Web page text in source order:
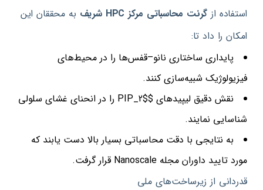
استفاده از گرنت محاسباتی مرکزHPC شریف به محققان این
امکان را داد تا:
پایداری ساختاری نانو–قفس‌ها را در محیط‌های
فیزیولوژیک شبیه‌سازی کنند.
نقش دقیق لیپیدهای $PIP_2$
را در انحنای غشای سلولی
شناسایی نمایند.
به نتایجی با دقت محاسباتی بسیار بالا دست یابند که
مورد تایید داوران مجله
قرار گرفت.
قدردانی از زیرساخت‌های ملی